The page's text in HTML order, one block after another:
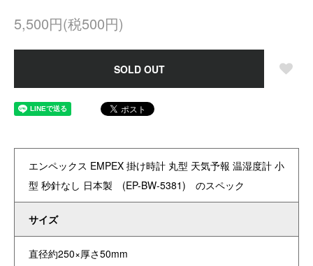
5,500円(税500円)
SOLD OUT
エンペックス EMPEX 掛け時計 丸型 天気予報 温湿度計 小
型 秒針なし 日本製 (EP-BW-5381) のスペック
サイズ
直径約250×厚さ50mm